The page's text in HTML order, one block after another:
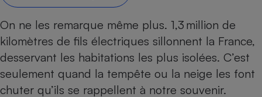
On ne les remarque même plus. 1,3 million de
kilomètres de fils électriques sillonnent la France,
desservant les habitations les plus isolées. C’est
seulement quand la tempête ou la neige les font
chuter qu’ils se rappellent à notre souvenir.
Mutuelle
Comparateur auto
Comparatif robot cuiseur
Comparatif centrale
Gros électroménager
Image et son
Informatique
Internet
Téléphonie
Produit d'entretien
Sécurité domestique
Speedtest - Testez le débit de votre
connexion Internet